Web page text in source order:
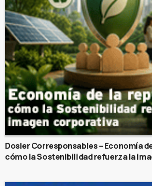
Dosier Corresponsables – Economía
cómo la Sostenibilidad refuerza la